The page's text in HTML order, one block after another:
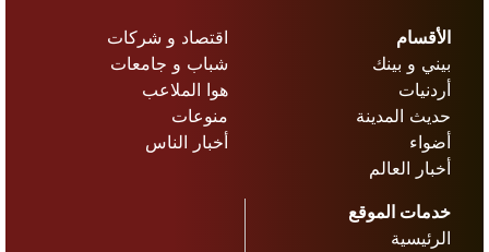
الأقسام
بيني و بينك
أردنيات
حديث المدينة
أضواء
أخبار العالم
اقتصاد و شركات
شباب و جامعات
هوا الملاعب
منوعات
أخبار الناس
خدمات الموقع
الرئيسية